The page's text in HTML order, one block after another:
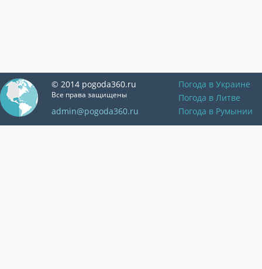
© 2014 pogoda360.ru
Все права защищены
admin@pogoda360.ru
Погода в Украине
Погода в Литве
Погода в Румынии